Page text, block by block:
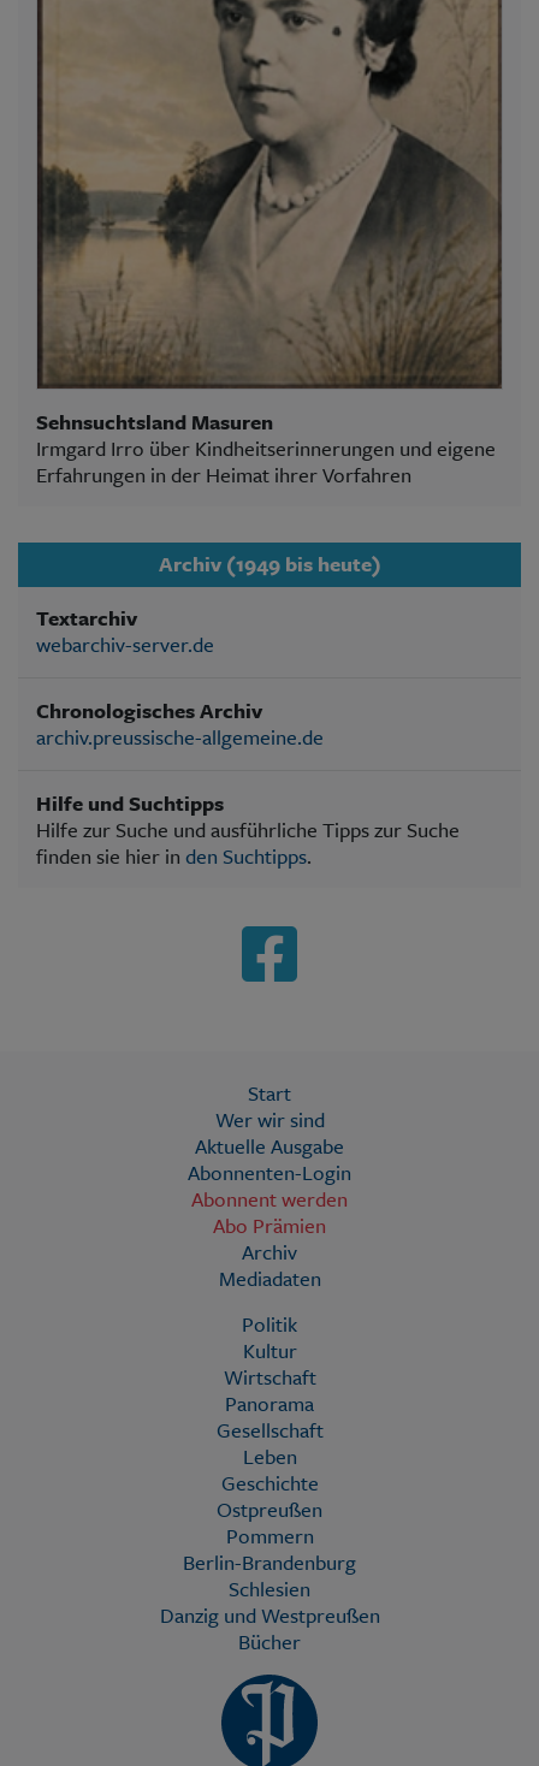
Sehnsuchtsland Masuren
Irmgard Irro über Kindheitserinnerungen und eigene
Erfahrungen in der Heimat ihrer Vorfahren
Archiv (1949 bis heute)
Textarchiv
webarchiv-server.de
Chronologisches Archiv
archiv.preussische-allgemeine.de
Hilfe und Suchtipps
Hilfe zur Suche und ausführliche Tipps zur Suche
finden sie hier in den Suchtipps.
Start
Wer wir sind
Aktuelle Ausgabe
Abonnenten-Login
Abonnent werden
Abo Prämien
Archiv
Mediadaten
Politik
Kultur
Wirtschaft
Panorama
Gesellschaft
Leben
Geschichte
Ostpreußen
Pommern
Berlin-Brandenburg
Schlesien
Danzig und Westpreußen
Bücher